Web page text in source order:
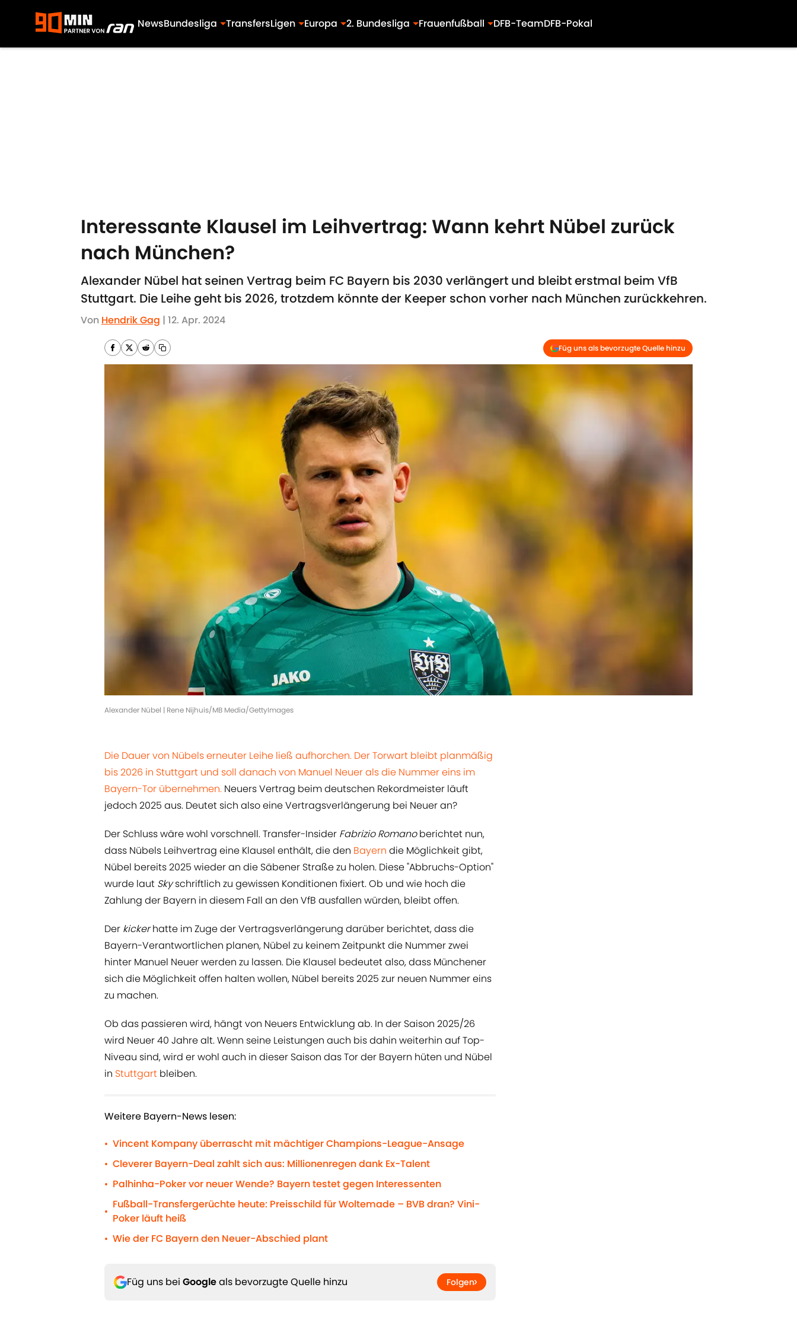
NewsBundesliga TransfersLigen Europa 2. Bundesliga Frauenfußball DFB-TeamDFB-Pokal
Interessante Klausel im Leihvertrag: Wann kehrt Nübel zurück
nach München?
Alexander Nübel hat seinen Vertrag beim FC Bayern bis 2030 verlängert und bleibt erstmal beim VfB
Stuttgart. Die Leihe geht bis 2026, trotzdem könnte der Keeper schon vorher nach München zurückkehren.
Von Hendrik Gag | 12. Apr. 2024
Füg uns als bevorzugte Quelle hinzu
Alexander Nübel | Rene Nijhuis/MB Media/GettyImages
Die Dauer von Nübels erneuter Leihe ließ aufhorchen. Der Torwart bleibt planmäßig
bis 2026 in Stuttgart und soll danach von Manuel Neuer als die Nummer eins im
Bayern-Tor übernehmen. Neuers Vertrag beim deutschen Rekordmeister läuft
jedoch 2025 aus. Deutet sich also eine Vertragsverlängerung bei Neuer an?
Der Schluss wäre wohl vorschnell. Transfer-Insider Fabrizio Romanoberichtet nun,
dass Nübels Leihvertrag eine Klausel enthält, die den Bayern die Möglichkeit gibt,
Nübel bereits 2025 wieder an die Säbener Straße zu holen. Diese "Abbruchs-Option"
wurde laut Skyschriftlich zu gewissen Konditionen fixiert. Ob und wie hoch die
Zahlung der Bayern in diesem Fall an den VfB ausfallen würden, bleibt offen.
Der kickerhatte im Zuge der Vertragsverlängerung darüber berichtet, dass die
Bayern-Verantwortlichen planen, Nübel zu keinem Zeitpunkt die Nummer zwei
hinter Manuel Neuer werden zu lassen. Die Klausel bedeutet also, dass Münchener
sich die Möglichkeit offen halten wollen, Nübel bereits 2025 zur neuen Nummer eins
zu machen.
Ob das passieren wird, hängt von Neuers Entwicklung ab. In der Saison 2025/26
wird Neuer 40 Jahre alt. Wenn seine Leistungen auch bis dahin weiterhin auf Top-
Niveau sind, wird er wohl auch in dieser Saison das Tor der Bayern hüten und Nübel
in Stuttgart bleiben.
Weitere Bayern-News lesen:
• Vincent Kompany überrascht mit mächtiger Champions-League-Ansage
• Cleverer Bayern-Deal zahlt sich aus: Millionenregen dank Ex-Talent
• Palhinha-Poker vor neuer Wende? Bayern testet gegen Interessenten
•
Fußball-Transfergerüchte heute: Preisschild für Woltemade – BVB dran? Vini-
Poker läuft heiß
• Wie der FC Bayern den Neuer-Abschied plant
Füg uns bei Googleals bevorzugte Quelle hinzu Folgen